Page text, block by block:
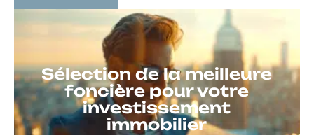
Sélection de la meilleure
foncière pour votre
investissement
immobilier